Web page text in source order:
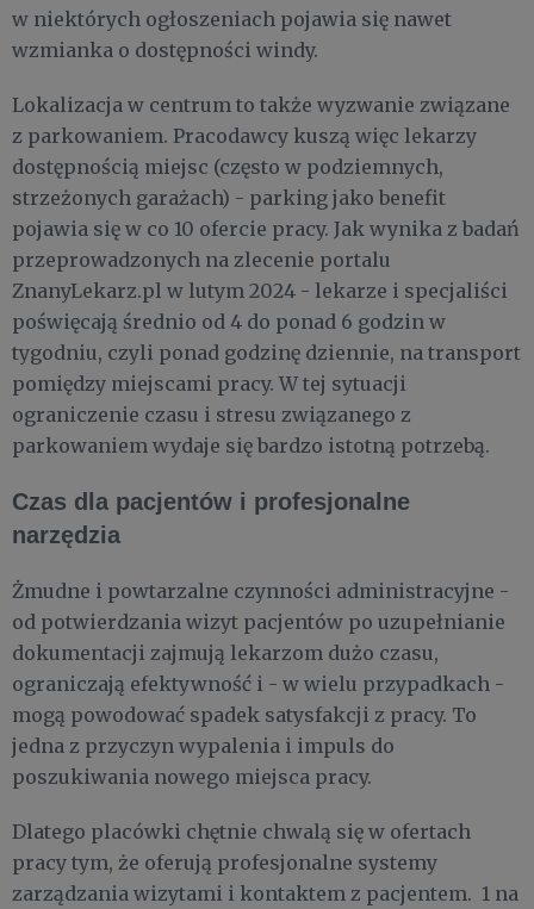
w niektórych ogłoszeniach pojawia się nawet
wzmianka o dostępności windy.
Lokalizacja w centrum to także wyzwanie związane
z parkowaniem. Pracodawcy kuszą więc lekarzy
dostępnością miejsc (często w podziemnych,
strzeżonych garażach) - parking jako benefit
pojawia się w co 10 ofercie pracy. Jak wynika z badań
przeprowadzonych na zlecenie portalu
ZnanyLekarz.pl w lutym 2024 - lekarze i specjaliści
poświęcają średnio od 4 do ponad 6 godzin w
tygodniu, czyli ponad godzinę dziennie, na transport
pomiędzy miejscami pracy. W tej sytuacji
ograniczenie czasu i stresu związanego z
parkowaniem wydaje się bardzo istotną potrzebą.
Czas dla pacjentów i profesjonalne
narzędzia
Żmudne i powtarzalne czynności administracyjne -
od potwierdzania wizyt pacjentów po uzupełnianie
dokumentacji zajmują lekarzom dużo czasu,
ograniczają efektywność i - w wielu przypadkach -
mogą powodować spadek satysfakcji z pracy. To
jedna z przyczyn wypalenia i impuls do
poszukiwania nowego miejsca pracy.
Dlatego placówki chętnie chwalą się w ofertach
pracy tym, że oferują profesjonalne systemy
zarządzania wizytami i kontaktem z pacjentem. 1 na